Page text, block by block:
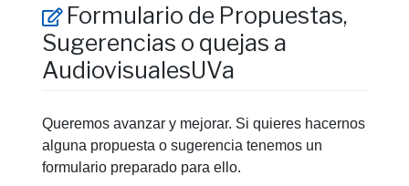
Formulario de Propuestas,
Sugerencias o quejas a
AudiovisualesUVa
Queremos avanzar y mejorar. Si quieres hacernos
alguna propuesta o sugerencia tenemos un
formulario preparado para ello.